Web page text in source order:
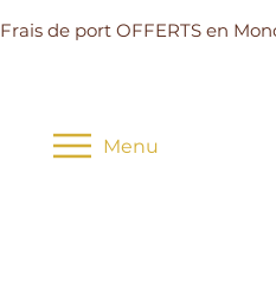
Frais de port OFFERTS en
Menu